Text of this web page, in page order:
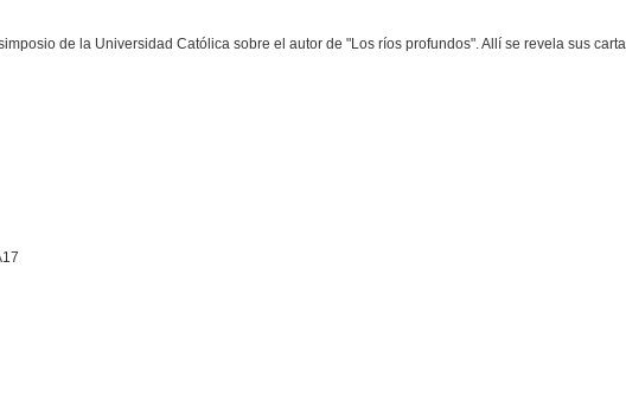
de la Universidad Católica sobre el autor de "Los ríos profundos". Allí se revela sus